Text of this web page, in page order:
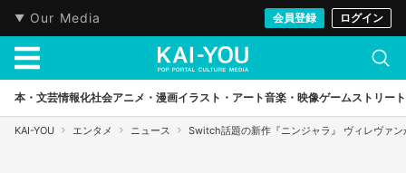
Our Media 会員登録 ログイン
本・文芸情報化社会アニメ・漫画イラスト・アート音楽・映像ゲームストリート
KAI-YOU エンタメ ニュース Switch話題の新作『ニンジャラ』 ヴィレヴァン